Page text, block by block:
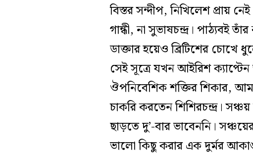
বিস্তর সন্দীপ, নিখিলেশ প্রায়
গান্ধী, না সুভাষচন্দ্র। পাঠ্যবই
ডাক্তার হয়েও ব্রিটিশের চোখে
সেই সূত্রে যখন আইরিশ
ঔপনিবেশিক শক্তির শিকার,
চাকরি করতেন শিশিরচন্দ্র।
ছাড়তে দু’-বার ভাবেননি।
ভালো কিছু করার এক দুর্মর